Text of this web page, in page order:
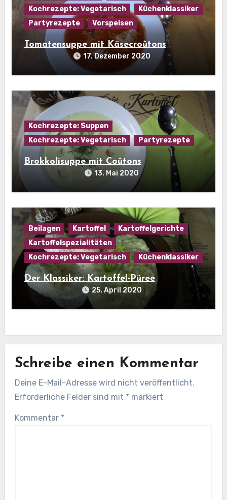
Kochrezepte: Vegetarisch
Küchenklassiker
Partyrezepte
Vorspeisen
Tomatensuppe mit Käsecroûtons
17. Dezember 2020
Kochrezepte: Suppen
Kochrezepte: Vegetarisch
Partyrezepte
Brokkolisuppe mit Coûtons
13. Mai 2020
Beilagen Kartoffel
Kartoffelgerichte
Kartoffelspezialitäten
Kochrezepte: Vegetarisch
Küchenklassiker
Der Klassiker: Kartoffel-Püree
25. April 2020
Schreibe einen Kommentar
Deine E-Mail-Adresse wird nicht veröffentlicht.
Erforderliche Felder sind mit * markiert
Kommentar *